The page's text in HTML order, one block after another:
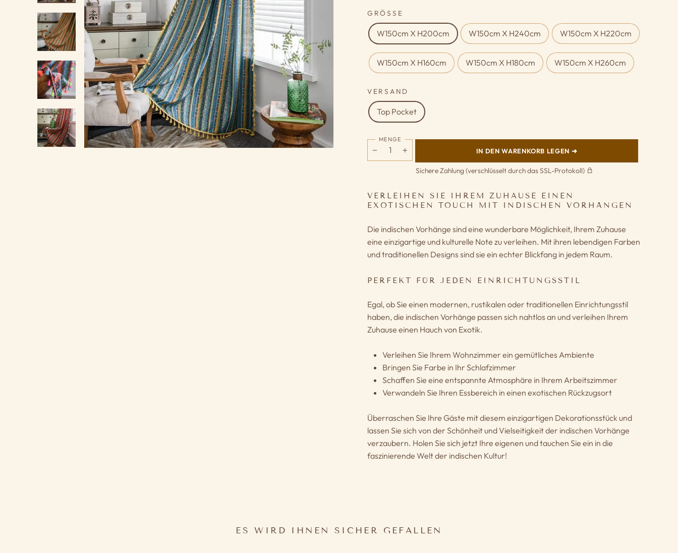
GRÖSSE
W150cm X H200cm W150cm X H240cm W150cm X H220cm
W150cm X H160cm W150cm X H180cm W150cm X H260cm
VERSAND
Top Pocket
MENGE
IN DEN WARENKORB LEGEN ➜
Sichere Zahlung (verschlüsselt durch das SSL-Protokoll)
VERLEIHEN SIE IHREM ZUHAUSE EINEN
EXOTISCHEN TOUCH MIT INDISCHEN VORHÄNGEN
Die indischen Vorhänge sind eine wunderbare Möglichkeit, Ihrem Zuhause
eine einzigartige und kulturelle Note zu verleihen. Mit ihren lebendigen Farben
und traditionellen Designs sind sie ein echter Blickfang in jedem Raum.
PERFEKT FÜR JEDEN EINRICHTUNGSSTIL
Egal, ob Sie einen modernen, rustikalen oder traditionellen Einrichtungsstil
haben, die indischen Vorhänge passen sich nahtlos an und verleihen Ihrem
Zuhause einen Hauch von Exotik.
Verleihen Sie Ihrem Wohnzimmer ein gemütliches Ambiente
Bringen Sie Farbe in Ihr Schlafzimmer
Schaffen Sie eine entspannte Atmosphäre in Ihrem Arbeitszimmer
Verwandeln Sie Ihren Essbereich in einen exotischen Rückzugsort
Überraschen Sie Ihre Gäste mit diesem einzigartigen Dekorationsstück und
lassen Sie sich von der Schönheit und Vielseitigkeit der indischen Vorhänge
verzaubern. Holen Sie sich jetzt Ihre eigenen und tauchen Sie ein in die
faszinierende Welt der indischen Kultur!
ES WIRD IHNEN SICHER GEFALLEN